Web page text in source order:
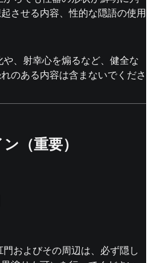
させる内容、性的な隠語の使用
や、射幸心を煽るなど、健全な
のある内容は含まないでくださ
（重要）
およびその周辺は、必ず隠し